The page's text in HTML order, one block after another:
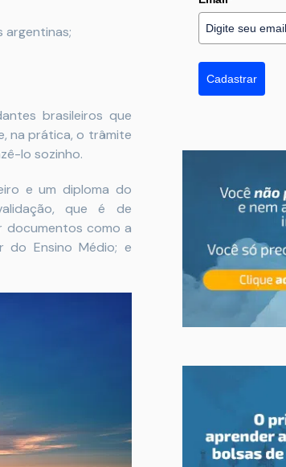
argentinas;
brasileiros que
na prática, o trâmite
lo sozinho.
e um diploma do
que é de
documentos como a
do Ensino Médio; e
Cadastrar